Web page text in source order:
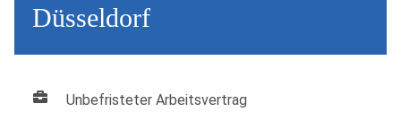
Düsseldorf
Unbefristeter Arbeitsvertrag